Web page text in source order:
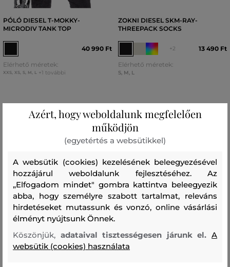
PÓLÓ DIESEL T-MOKKY-
MICRODIV TANK TOP
40 990 Ft
Elérhető méretek:
XXS, XS, S, M, L +1 további
ZOKNI DIESEL SKM-RAY-
THREEPACK SOCKS
+2 13 490 Ft
Elérhető méretek:
S, M, L
Azért, hogy weboldalunk megfelelően
működjön
(egyetértés a websütikkel)
A websütik (cookies) kezelésének beleegyezésével
hozzájárul weboldalunk fejlesztéséhez. Az
„Elfogadom mindet" gombra kattintva beleegyezik
abba, hogy személyre szabott tartalmat, releváns
hirdetéseket mutassunk és vonzó, online vásárlási
élményt nyújtsunk Önnek.
Köszönjük, adataival tisztességesen járunk el.A
websütik (cookies) használata